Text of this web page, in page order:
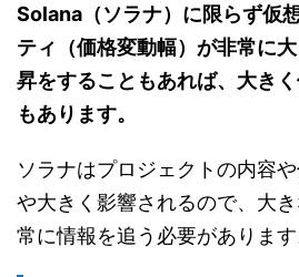
Solana（ソラナ）に限らず仮
ティ（価格変動幅）が非常に
昇をすることもあれば、大き
もあります。
ソラナはプロジェクトの内容
や大きく影響されるので、大
常に情報を追う必要があります